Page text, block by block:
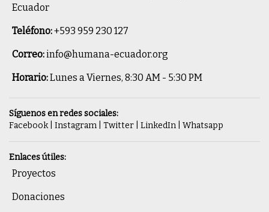
Ecuador
Teléfono:+593 959 230 127
Correo:info@humana-ecuador.org
Horario:Lunes a Viernes, 8:30 AM - 5:30 PM
Síguenos en redes sociales:
Facebook| Instagram Twitter LinkedIn Whatsapp
Enlaces útiles:
Proyectos
Donaciones